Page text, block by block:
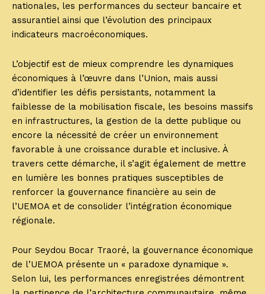
nationales, les performances du secteur bancaire et
assurantiel ainsi que l’évolution des principaux
indicateurs macroéconomiques.
L’objectif est de mieux comprendre les dynamiques
économiques à l’œuvre dans l’Union, mais aussi
d’identifier les défis persistants, notamment la
faiblesse de la mobilisation fiscale, les besoins massifs
en infrastructures, la gestion de la dette publique ou
encore la nécessité de créer un environnement
favorable à une croissance durable et inclusive. À
travers cette démarche, il s’agit également de mettre
en lumière les bonnes pratiques susceptibles de
renforcer la gouvernance financière au sein de
l’UEMOA et de consolider l’intégration économique
régionale.
Pour Seydou Bocar Traoré, la gouvernance économique
de l’UEMOA présente un « paradoxe dynamique ».
Selon lui, les performances enregistrées démontrent